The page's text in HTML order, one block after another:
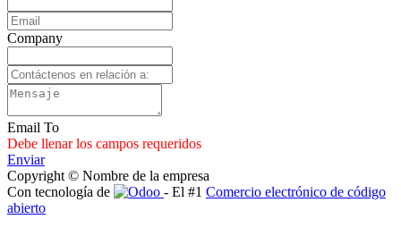
Company
Email To
Debe llenar los campos requeridos
Enviar
Copyright © Nombre de la empresa
Con tecnología de
- El #1 Comercio electrónico de código
abierto